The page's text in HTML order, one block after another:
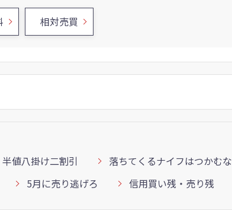
相対売買
半値八掛け二割引
落ちてくるナイフはつかむな
5月に売り逃げろ 信用買い残・売り残